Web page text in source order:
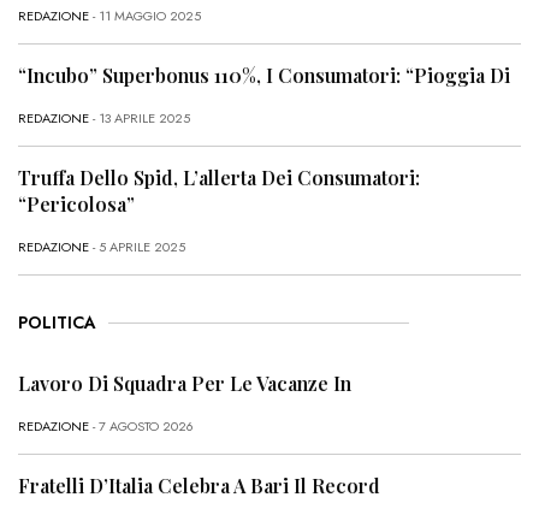
REDAZIONE- 11 MAGGIO 2025
“Incubo” Superbonus 110%, I Consumatori: “Pioggia Di
REDAZIONE- 13 APRILE 2025
Truffa Dello Spid, L’allerta Dei Consumatori:
“Pericolosa”
REDAZIONE- 5 APRILE 2025
POLITICA
Lavoro Di Squadra Per Le Vacanze In
REDAZIONE- 7 AGOSTO 2026
Fratelli D’Italia Celebra A Bari Il Record